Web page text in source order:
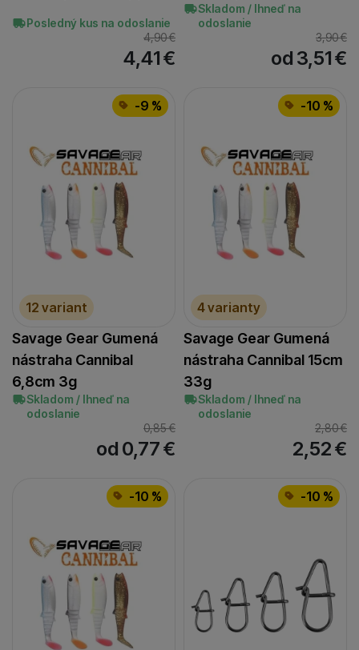
Posledný kus na odoslanie
4,90€
4,41€
Skladom / Ihneď na
odoslanie
3,90€
od 3,51€
-9 %
12 variant
Savage Gear Gumená
nástraha Cannibal
6,8cm 3g
Skladom / Ihneď na
odoslanie
0,85€
od 0,77€
-10 %
4 varianty
Savage Gear Gumená
nástraha Cannibal 15cm
33g
Skladom / Ihneď na
odoslanie
2,80€
2,52€
-10 % -10 %